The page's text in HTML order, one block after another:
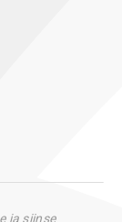
ja siinse